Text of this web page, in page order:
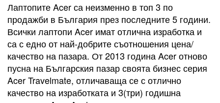
Лаптопите Acer са неизменно в топ 3 по
продажби в България през последните 5 години.
Всички лаптопи Acer имат отлична изработка и
са с едно от най-добрите съотношения цена/
качество на пазара. От 2013 година Acer отново
пусна на Българския пазар своята бизнес серия
Acer Travelmate, отличаваща се с отлично
качество на изработката и 3(три) годишна